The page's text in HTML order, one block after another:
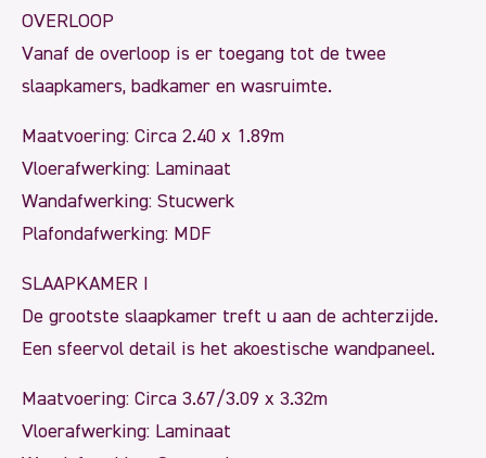
OVERLOOP
Vanaf de overloop is er toegang tot de twee
slaapkamers, badkamer en wasruimte.
Maatvoering: Circa 2.40 x 1.89m
Vloerafwerking: Laminaat
Wandafwerking: Stucwerk
Plafondafwerking: MDF
SLAAPKAMER I
De grootste slaapkamer treft u aan de achterzijde.
Een sfeervol detail is het akoestische wandpaneel.
Maatvoering: Circa 3.67/3.09 x 3.32m
Vloerafwerking: Laminaat